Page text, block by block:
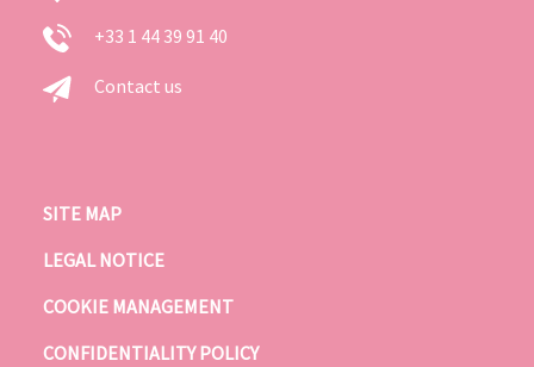
+33 1 44 39 91 40
Contact us
SITE MAP
LEGAL NOTICE
COOKIE MANAGEMENT
CONFIDENTIALITY POLICY